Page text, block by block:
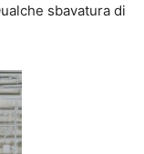
sbavatura di